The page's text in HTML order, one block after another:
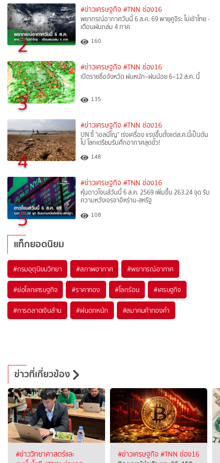
2
#ข่าวเศรษฐกิจ #TNN ช่อง16
พยากรณ์อากาศวันนี้ 6 ส.ค. 69 พายุคูจิระ ไม่เข้าไทย -
เตือนฝนถล่ม 4 ภาค
160
3
#ข่าวเศรษฐกิจ #TNN ช่อง16
เปิดรายชื่อจังหวัด ฝนหนัก–ฝนน้อย 6–12 ส.ค. นี้
135
4
#ข่าวเศรษฐกิจ #TNN ช่อง16
UN ชี้ "เอลนีโญ" เร่งเครื่อง แรงขึ้นตั้งแต่ส.ค.นี้เป็นต้น
ไป โลกเตรียมรับศึกอากาศสุดขั้ว!
148
5
#ข่าวเศรษฐกิจ #TNN ช่อง16
หุ้นดาวโจนส์วันนี้ 6 ส.ค. 2569 เพิ่มขึ้น 263.24 จุด รับ
ความหวังเจรจาอิหร่าน-สหรัฐ
108
แท็กยอดนิยม
#กรมอุตุนิยมวิทยา #สภาพอากาศ #พยากรณ์อากาศ
#ย่อโลกเศรษฐกิจ #ราคาทอง #โลกร้อน #เศรษฐกิจ
#การตลาดเงินล้าน #ฝนตกหนัก #สมาคมค้าทองคำ
ข่าวที่เกี่ยวข้อง
#ข่าววิทยาศาสตร์และ
#ข่าวเศรษฐกิจ #TNN ช่อง16